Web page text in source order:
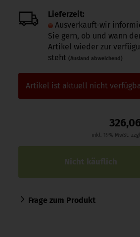
Lieferzeit:
Ausverkauft-wir
Sie gern, ob und wann
Artikel wieder zur
steht (Ausland abweichend)
Artikel ist aktuell nicht
inkl. 19% MwSt.
Frage zum Produkt